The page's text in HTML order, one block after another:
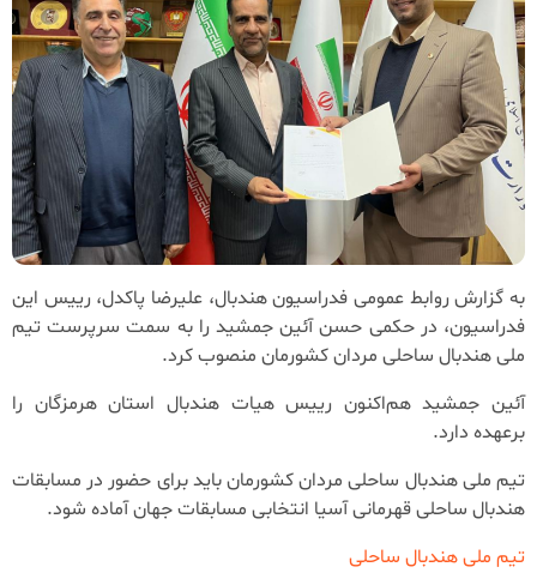
به گزارش روابط عمومی فدراسیون هندبال، علیرضا پاکدل، رییس این
فدراسیون، در حکمی حسن آئین جمشید را به سمت سرپرست تیم
ملی هندبال ساحلی مردان کشورمان منصوب کرد.
آئین جمشید هم‌اکنون رییس هیات هندبال استان هرمزگان را
برعهده دارد.
تیم ملی هندبال ساحلی مردان کشورمان باید برای حضور در مسابقات
هندبال ساحلی قهرمانی آسیا انتخابی مسابقات جهان آماده شود.
تیم ملی هندبال ساحلی